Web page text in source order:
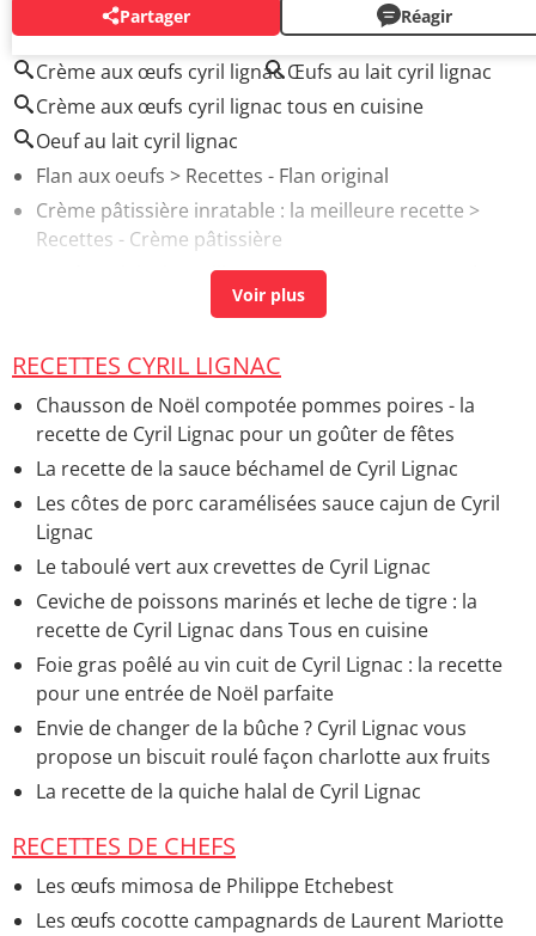
Partager Réagir
AUTOUR DU MÊME SUJET
Crème aux œufs cyril lignac Œufs au lait cyril lignac
Crème aux œufs cyril lignac tous en cuisine
Oeuf au lait cyril lignac
Flan aux oeufs > Recettes - Flan original
Crème pâtissière inratable : la meilleure recette >
Recettes - Crème pâtissière
Oeufs au lait : la meilleure recette
Oeufs mollets> Recettes - Oeuf mollet
Recette crumble pomme cyril lignac> Recettes -
Crumble aux pommes
RECETTES CYRIL LIGNAC
Chausson de Noël compotée pommes poires - la
recette de Cyril Lignac pour un goûter de fêtes
La recette de la sauce béchamel de Cyril Lignac
Les côtes de porc caramélisées sauce cajun de Cyril
Lignac
Le taboulé vert aux crevettes de Cyril Lignac
Ceviche de poissons marinés et leche de tigre : la
recette de Cyril Lignac dans Tous en cuisine
Foie gras poêlé au vin cuit de Cyril Lignac : la recette
pour une entrée de Noël parfaite
Envie de changer de la bûche ? Cyril Lignac vous
propose un biscuit roulé façon charlotte aux fruits
La recette de la quiche halal de Cyril Lignac
RECETTES DE CHEFS
Les œufs mimosa de Philippe Etchebest
Les œufs cocotte campagnards de Laurent Mariotte